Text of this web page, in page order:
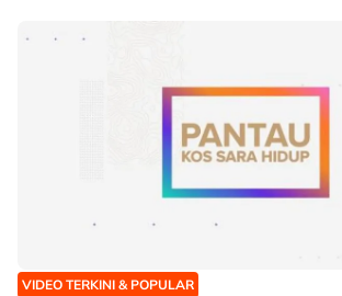
VIDEO TERKINI & POPULAR